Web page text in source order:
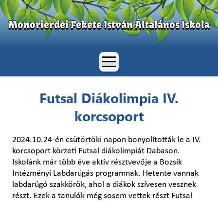
Monorierdei Fekete István Általános Iskola
Futsal Diákolimpia IV.
korcsoport
2024.10.24-én csütörtöki napon bonyolították le a IV.
korcsoport körzeti Futsal diákolimpiát Dabason.
Iskolánk már több éve aktív résztvevője a Bozsik
Intézményi Labdarúgás programnak. Hetente vannak
labdarúgó szakkörök, ahol a diákok szívesen vesznek
részt. Ezek a tanulók még sosem vettek részt Futsal